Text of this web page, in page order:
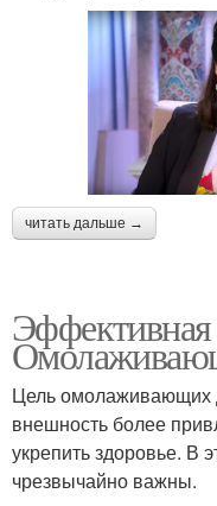
читать дальше →
Эффективная
Цель омолаживающих
внешность более
укрепить здоровье. В
чрезвычайно важны.